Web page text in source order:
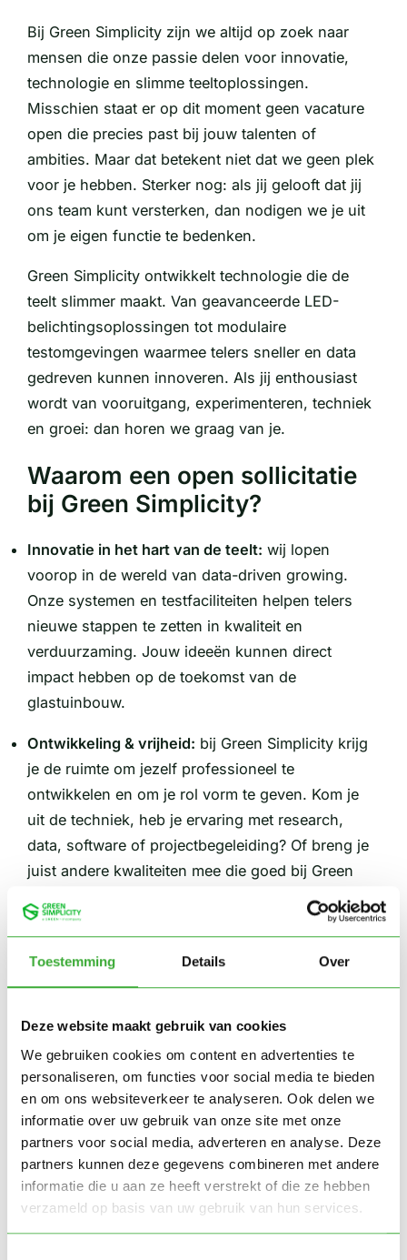
Toestemming Details Over
Deze website maakt gebruik van cookies
We gebruiken cookies om content en advertenties te
personaliseren, om functies voor social media te bieden
en om ons websiteverkeer te analyseren. Ook delen we
informatie over uw gebruik van onze site met onze
partners voor social media, adverteren en analyse. Deze
partners kunnen deze gegevens combineren met andere
informatie die u aan ze heeft verstrekt of die ze hebben
verzameld op basis van uw gebruik van hun services.
Bij Green Simplicity zijn we altijd op zoek naar
mensen die onze passie delen voor innovatie,
technologie en slimme teeltoplossingen.
Misschien staat er op dit moment geen vacature
open die precies past bij jouw talenten of
ambities. Maar dat betekent niet dat we geen plek
voor je hebben. Sterker nog: als jij gelooft dat jij
ons team kunt versterken, dan nodigen we je uit
om je eigen functie te bedenken.
Green Simplicity ontwikkelt technologie die de
teelt slimmer maakt. Van geavanceerde LED-
belichtingsoplossingen tot modulaire
testomgevingen waarmee telers sneller en data
gedreven kunnen innoveren. Als jij enthousiast
wordt van vooruitgang, experimenteren, techniek
en groei: dan horen we graag van je.
Waarom een open sollicitatie
bij Green Simplicity?
Innovatie in het hart van de teelt: wij lopen
voorop in de wereld van data-driven growing.
Onze systemen en testfaciliteiten helpen telers
nieuwe stappen te zetten in kwaliteit en
verduurzaming. Jouw ideeën kunnen direct
impact hebben op de toekomst van de
glastuinbouw.
Ontwikkeling & vrijheid: bij Green Simplicity krijg
je de ruimte om jezelf professioneel te
ontwikkelen en om je rol vorm te geven. Kom je
uit de techniek, heb je ervaring met research,
data, software of projectbegeleiding? Of breng je
juist andere kwaliteiten mee die goed bij Green
Simplicity zouden passen? Wij staan altijd open
voor nieuwe perspectieven!
Samenwerken in een hecht en ambitieus team:
komt terecht in een klein, enthousiast gedreven
oplossingen waarmee telers wereldwijd vooruit
kunnen. Korte lijnen, veel verantwoordelijkheid,
en vooral: samen bouwen aan innovatie door te
denken vanuit de plant.
Wat vragen we van jou?
Passie en nieuwsgierigheid:Wat inspireert jou?
Waar wil je in uitblinken? We zijn benieuwd naar